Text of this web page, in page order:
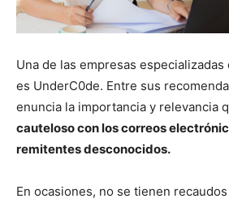
Una de las empresas
es UnderC0de. Entre sus
enuncia la importancia y relevancia
cauteloso con los correos
remitentes desconocidos.
En ocasiones, no se tienen